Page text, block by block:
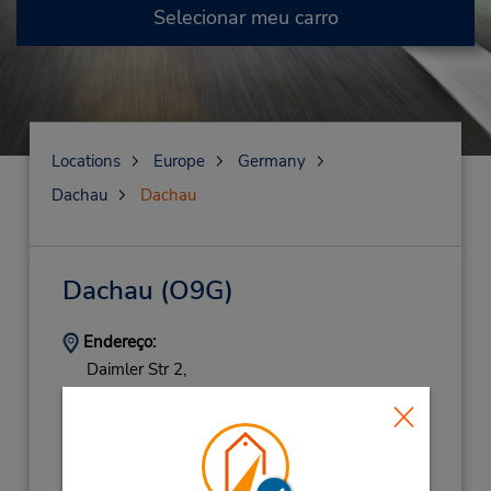
Selecionar meu carro
Locations Europe
Germany
Dachau
Dachau
Dachau (O9G)
Endereço:
Daimler Str 2,
(49) 08131 2809970
Horário de funcionamento: